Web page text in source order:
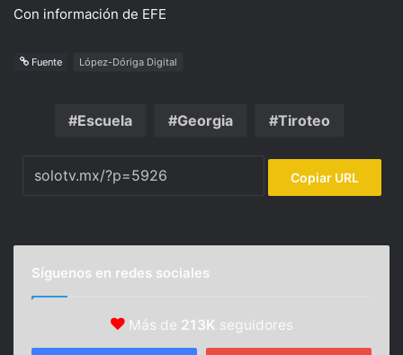
Con información de EFE
Fuente López-Dóriga Digital
Escuela Georgia Tiroteo
Copiar URL
Síguenos en redes sociales
Más de 213K seguidores